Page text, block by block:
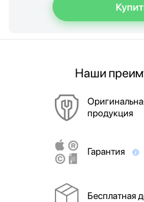
Наши
продукция
Гарантия
Бесплатная